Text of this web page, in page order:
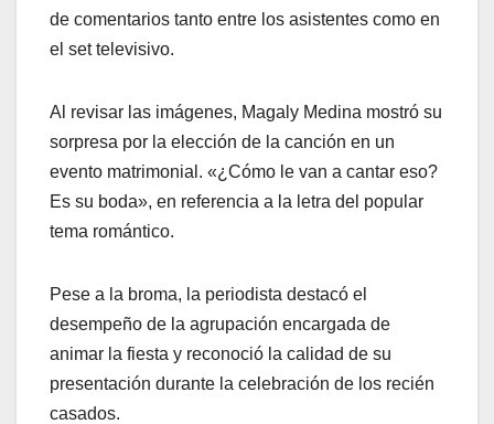
de comentarios tanto entre los asistentes como en
el set televisivo.
Al revisar las imágenes, Magaly Medina mostró su
sorpresa por la elección de la canción en un
evento matrimonial. «¿Cómo le van a cantar eso?
Es su boda», en referencia a la letra del popular
tema romántico.
Pese a la broma, la periodista destacó el
desempeño de la agrupación encargada de
animar la fiesta y reconoció la calidad de su
presentación durante la celebración de los recién
casados.